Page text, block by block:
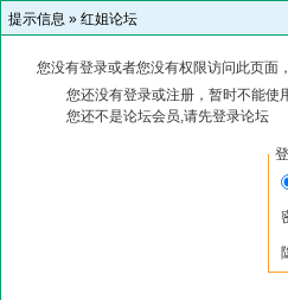
提示信息 » 红姐论坛
您没有登录或者您没有权限访问此页面
您还没有登录或注册，暂时不能使
您还不是论坛会员,请先登录论坛